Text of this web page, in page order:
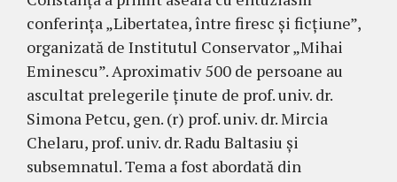
conferința „Libertatea, între firesc și ficțiune”,
organizată de Institutul Conservator „Mihai
Eminescu”. Aproximativ 500 de persoane au
ascultat prelegerile ținute de prof. univ. dr.
Simona Petcu, gen. (r) prof. univ. dr. Mircia
Chelaru, prof. univ. dr. Radu Baltasiu și
subsemnatul. Tema a fost abordată din